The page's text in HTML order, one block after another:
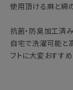
使用頂ける麻と綿
抗菌・防臭加工済
自宅で洗濯可能と
フトに大変おすすめ